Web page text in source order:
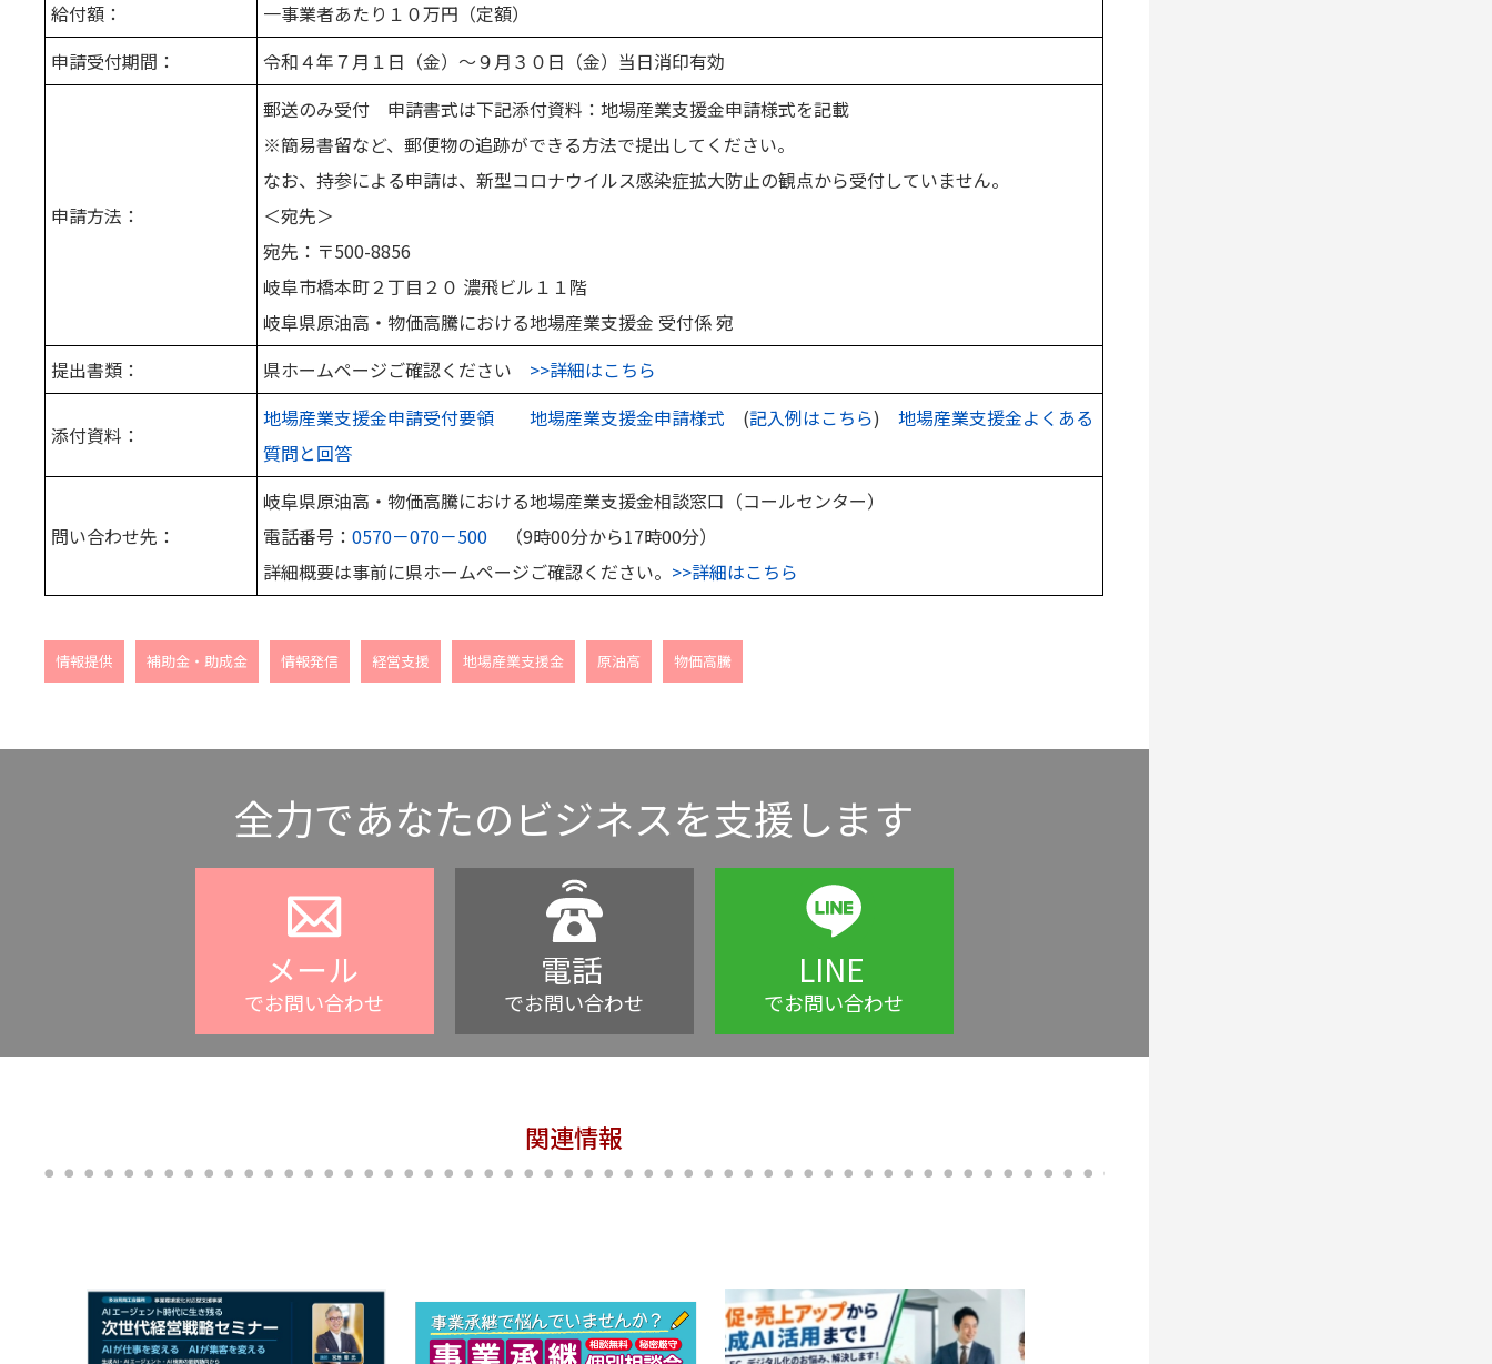
給付額：
一事業者あたり１０万円（定額）
申請受付期間：
令和４年７月１日（金）～９月３０日（金）当日消印有効
申請方法：
郵送のみ受付 申請書式は下記添付資料：地場産業支援金申請様式を記載
※簡易書留など、郵便物の追跡ができる方法で提出してください。
なお、持参による申請は、新型コロナウイルス感染症拡大防止の観点から受付していません。
＜宛先＞
宛先：〒500-8856
岐阜市橋本町２丁目２０ 濃飛ビル１１階
岐阜県原油高・物価高騰における地場産業支援金 受付係 宛
提出書類：
県ホームページご確認ください >>詳細はこちら
添付資料：
地場産業支援金申請受付要領 地場産業支援金申請様式 (記入例はこちら) 地場産業支援金よくある
質問と回答
問い合わせ先：
岐阜県原油高・物価高騰における地場産業支援金相談窓口（コールセンター）
電話番号： 0570－070－500 （9時00分から17時00分）
詳細概要は事前に県ホームページご確認ください。 >>詳細はこちら
情報提供 補助金・助成金 情報発信 経営支援 地場産業支援金 原油高 物価高騰
全力であなたのビジネスを支援します
メール
でお問い合わせ
電話
でお問い合わせ
LINE
でお問い合わせ
関連情報